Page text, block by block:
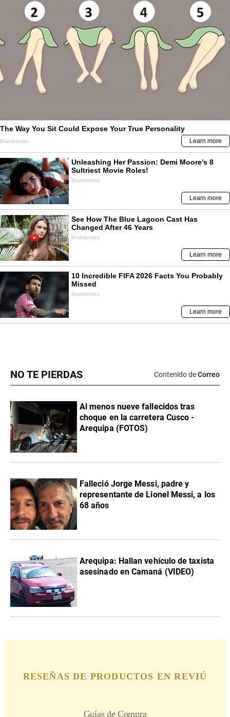
NO TE PIERDAS Contenido deCorreo
Al menos nueve fallecidos tras
choque en la carretera Cusco -
Arequipa (FOTOS)
Falleció Jorge Messi, padre y
representante de Lionel Messi, a los
68 años
Arequipa: Hallan vehículo de taxista
asesinado en Camaná (VIDEO)